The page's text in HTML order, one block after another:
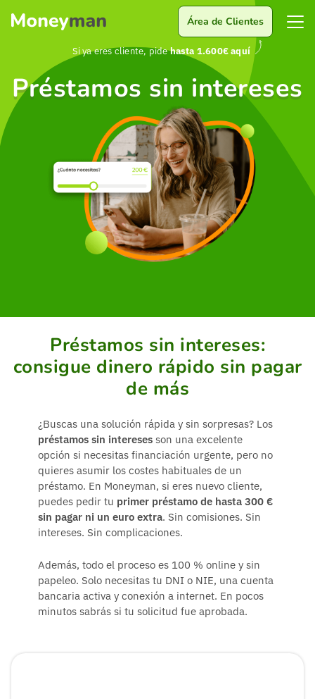
Área de Clientes
Si ya eres cliente, pidehasta 1.600€ aquí
Préstamos sin intereses
Préstamos sin intereses:
consigue dinero rápido sin pagar
de más
¿Buscas una solución rápida y sin sorpresas? Los
préstamos sin intereses son una excelente
opción si necesitas financiación urgente, pero no
quieres asumir los costes habituales de un
préstamo. En Moneyman, si eres nuevo cliente,
puedes pedir tu primer préstamo de hasta 300 €
sin pagar ni un euro extra. Sin comisiones. Sin
intereses. Sin complicaciones.
Además, todo el proceso es 100 % online y sin
papeleo. Solo necesitas tu DNI o NIE, una cuenta
bancaria activa y conexión a internet. En pocos
minutos sabrás si tu solicitud fue aprobada.